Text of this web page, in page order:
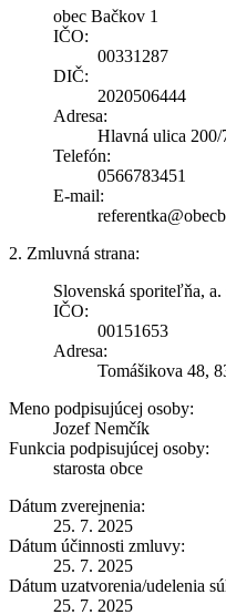
obec Bačkov 1
IČO:
00331287
DIČ:
2020506444
Adresa:
Hlavná ulica 200/
Telefón:
0566783451
E-mail:
2. Zmluvná strana:
Slovenská sporiteľňa, a.
IČO:
00151653
Adresa:
Tomášikova 48,
Meno podpisujúcej osoby:
Jozef Nemčík
Funkcia podpisujúcej osoby:
starosta obce
Dátum zverejnenia:
25. 7. 2025
Dátum účinnosti zmluvy:
25. 7. 2025
Dátum uzatvorenia/udelenia
25. 7. 2025